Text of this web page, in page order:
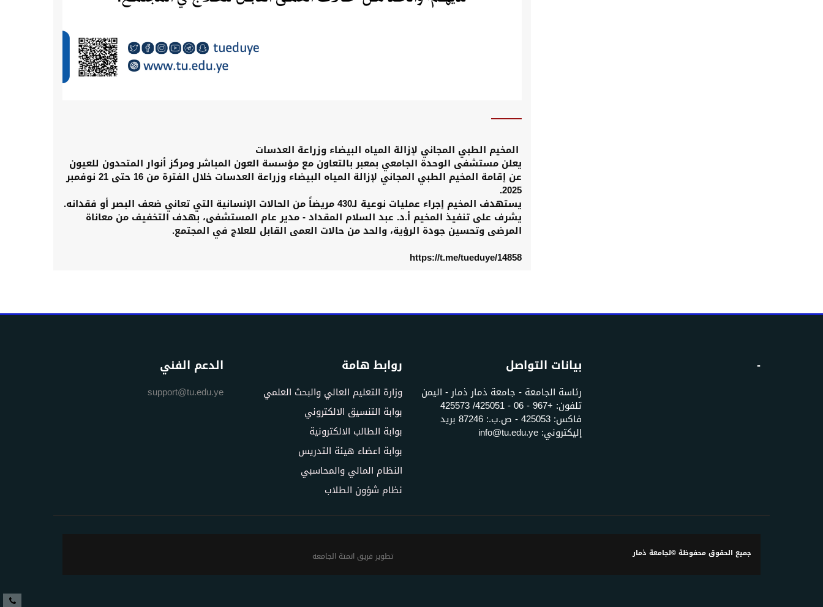
المخيم الطبي المجاني لإزالة المياه البيضاء وزراعة العدسات
يعلن مستشفى الوحدة الجامعي بمعبر بالتعاون مع مؤسسة العون المباشر ومركز أنوار المتحدون للعيون
عن إقامة المخيم الطبي المجاني لإزالة المياه البيضاء وزراعة العدسات خلال الفترة من 16 حتى 21 نوفمبر
2025.
يستهدف المخيم إجراء عمليات نوعية لـ430 مريضاً من الحالات الإنسانية التي تعاني ضعف البصر أو فقدانه.
يشرف على تنفيذ المخيم أ.د. عبد السلام المقداد - مدير عام المستشفى، بهدف التخفيف من معاناة
المرضى وتحسين جودة الرؤية، والحد من حالات العمى القابل للعلاج في المجتمع.
https://t.me/tueduye/14858
- بيانات التواصل
رئاسة الجامعة - جامعة ذمار ذمار - اليمن
تلفون: +967 - 06 - 425051/ 425573
فاكس: 425053 - ص.ب.: 87246 بريد
إليكتروني: info@tu.edu.ye
روابط هامة
وزارة التعليم العالي والبحث العلمي
بوابة التنسيق الالكتروني
بوابة الطالب الالكترونية
بوابة اعضاء هيئة التدريس
النظام المالي والمحاسبي
نظام شؤون الطلاب
الدعم الفني
support@tu.edu.ye
جميع الحقوق محفوظة ©لجامعة ذمار تطوير فريق اتمتة الجامعه